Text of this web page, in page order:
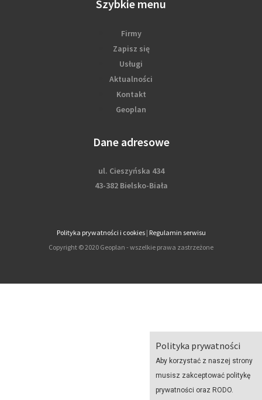
Polityka prywatności
Aby korzystać z naszej strony
musisz zakceptować politykę
prywatności oraz RODO.
Szybkie menu
Firmy
Zapisz się
Usługi
Aktualności
Kontakt
Geoplan
Dane adresowe
ul. Cieszyńska 434
43-382 Bielsko-Biała
Polityka prywatności i cookies| Regulamin serwisu
Copyright © 2020 Geoplan - wszelkie prawa zastrzeżone